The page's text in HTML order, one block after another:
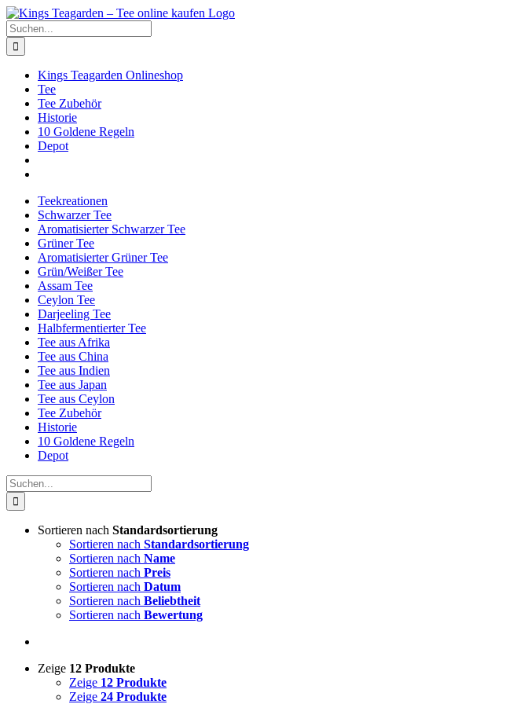
Zum
Inhalt
springen
Facebook
X
Instagram
Pinterest
Suche
nach:
Kings Teagarden Onlineshop
Tee
Tee Zubehör
Historie
10 Goldene Regeln
Depot
Teekreationen
Schwarzer Tee
Aromatisierter Schwarzer Tee
Grüner Tee
Aromatisierter Grüner Tee
Grün/Weißer Tee
Assam Tee
Ceylon Tee
Darjeeling Tee
Halbfermentierter Tee
Tee aus Afrika
Tee aus China
Tee aus Indien
Tee aus Japan
Tee aus Ceylon
Tee Zubehör
Historie
10 Goldene Regeln
Depot
Suche
nach:
Sortieren nach Standardsortierung
Sortieren nach Standardsortierung
Sortieren nach Name
Sortieren nach Preis
Sortieren nach Datum
Sortieren nach Beliebtheit
Sortieren nach Bewertung
Zeige 12 Produkte
Zeige 12 Produkte
Zeige 24 Produkte